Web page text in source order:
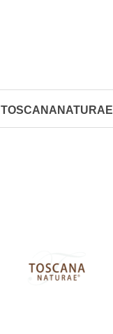
TOSCANANATURAE